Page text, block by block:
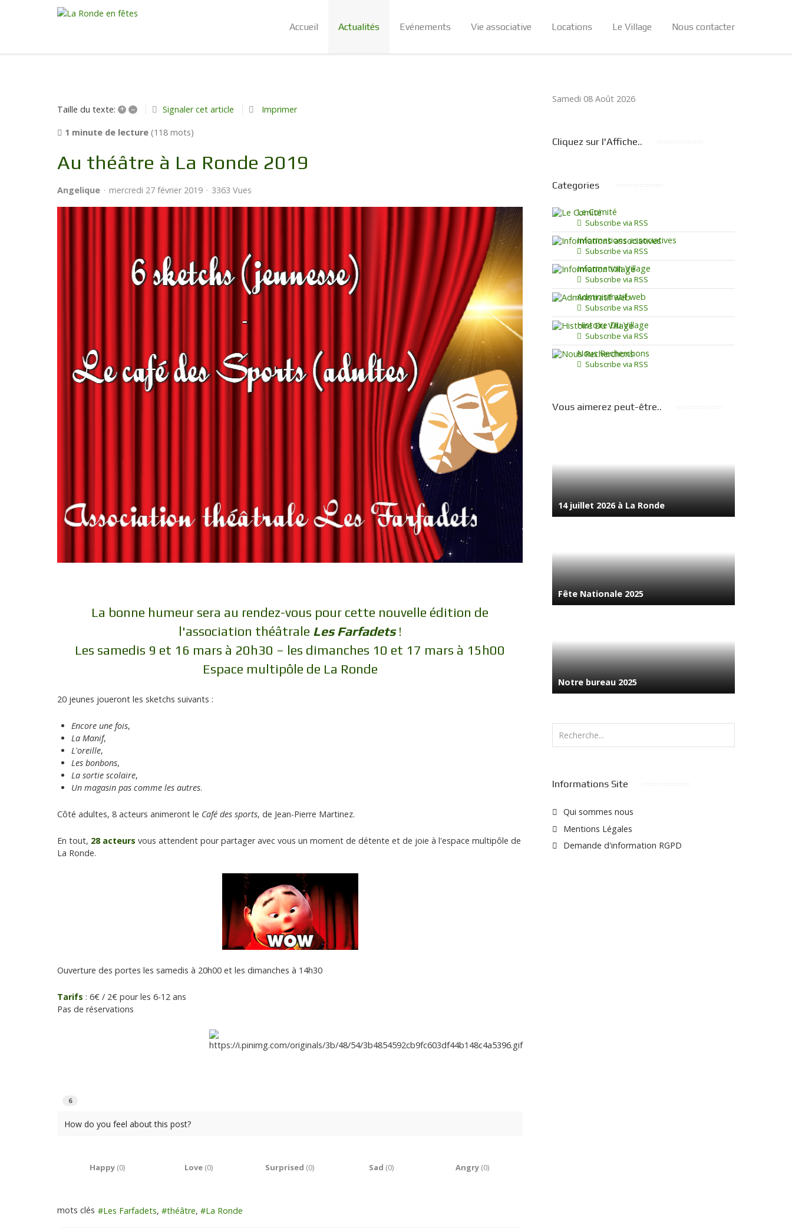
Accueil Actualités Evénements Vie associative Locations Le Village Nous contacter
Taille du texte: + – Signaler cet article Imprimer
1 minute de lecture (118 mots)
Au théâtre à La Ronde 2019
Angelique mercredi 27 février 2019 3363 Vues
La bonne humeur sera au rendez-vous pour cette nouvelle édition de
l'association théâtrale Les Farfadets !
Les samedis 9 et 16 mars à 20h30 – les dimanches 10 et 17 mars à 15h00
Espace multipôle de La Ronde
20 jeunes joueront les sketchs suivants :
Encore une fois,
La Manif,
L'oreille,
Les bonbons,
La sortie scolaire,
Un magasin pas comme les autres.
Côté adultes, 8 acteurs animeront le Café des sports, de Jean-Pierre Martinez.
En tout, 28 acteurs vous attendent pour partager avec vous un moment de détente et de joie à l'espace multipôle de
La Ronde.
Ouverture des portes les samedis à 20h00 et les dimanches à 14h30
Tarifs : 6€ / 2€ pour les 6-12 ans
Pas de réservations
6
How do you feel about this post?
Happy (0) Love (0) Surprised (0) Sad (0) Angry (0)
mots clés Les Farfadets théâtre La Ronde
Samedi 08 Août 2026
Cliquez sur l'Affiche..
Categories
Le Comité
Subscribe via RSS
Informations associatives
Subscribe via RSS
Information Village
Subscribe via RSS
Administratif web
Subscribe via RSS
Histoire Du Village
Subscribe via RSS
Nous Recherchons
Subscribe via RSS
Vous aimerez peut-être..
14 juillet 2026 à La Ronde
Fête Nationale 2025
Notre bureau 2025
Rechercher
Informations Site
Qui sommes nous
Mentions Légales
Demande d'information RGPD